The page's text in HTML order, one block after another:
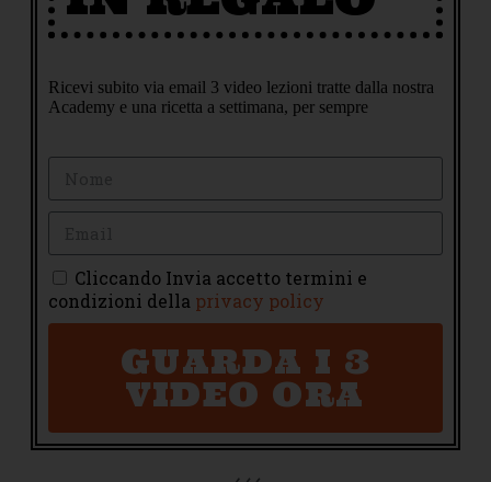
Ricevi subito via email 3 video lezioni tratte dalla nostra
Academy e una ricetta a settimana, per sempre
Cliccando Invia accetto termini e
condizioni della privacy policy
GUARDA I 3
VIDEO ORA